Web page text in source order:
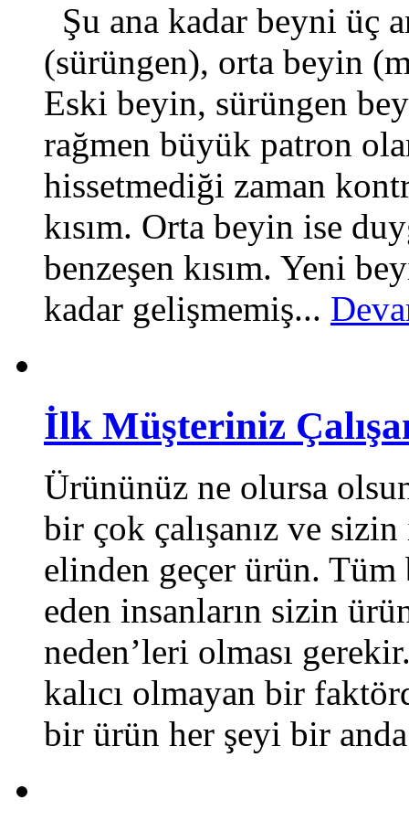
Şu ana kadar beyni üç
(sürüngen), orta beyin
Eski beyin, sürüngen
rağmen büyük patron
hissetmediği zaman
kısım. Orta beyin ise
benzeşen kısım. Yeni
kadar gelişmemiş...
İlk Müşteriniz
Ürününüz ne olursa
bir çok çalışanız ve
elinden geçer ürün.
eden insanların sizin
neden’leri olması
kalıcı olmayan bir
bir ürün her şeyi bir